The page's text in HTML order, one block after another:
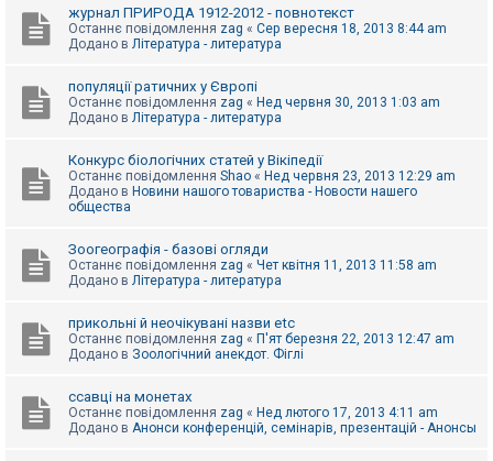
е
ш
к
м
г
журнал ПРИРОДА 1912-2012 - повнотекст
Останнє повідомлення zag « Сер вересня 18, 2013 8:44 am
Додано в Література - литература
популяції ратичних у Європі
Останнє повідомлення zag « Нед червня 30, 2013 1:03 am
Додано в Література - литература
Конкурс біологічних статей у Вікіпедії
Останнє повідомлення Shao « Нед червня 23, 2013 12:29 am
Додано в Новини нашого товариства - Новости нашего
общества
Зоогеографія - базові огляди
Останнє повідомлення zag « Чет квітня 11, 2013 11:58 am
Додано в Література - литература
прикольні й неочікувані назви etc
Останнє повідомлення zag « П'ят березня 22, 2013 12:47 am
Додано в Зоологічний анекдот. Фіглі
ссавці на монетах
Останнє повідомлення zag « Нед лютого 17, 2013 4:11 am
Додано в Анонси конференцій, семінарів, презентацій - Анонсы